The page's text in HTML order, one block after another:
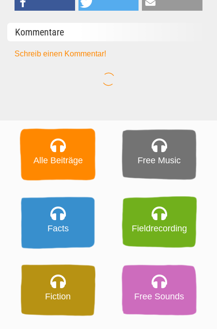
Kommentare
Schreib einen Kommentar!
Alle Beiträge Free Music
Facts Fieldrecording
Fiction Free Sounds